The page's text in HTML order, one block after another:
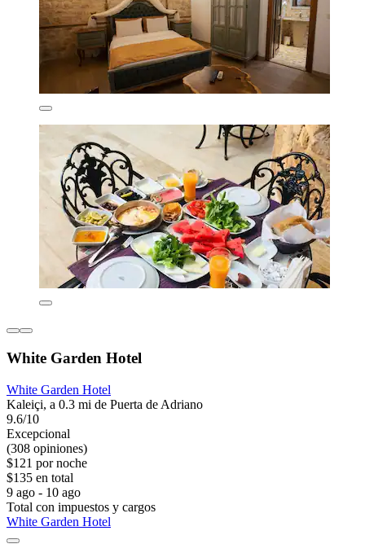
White Garden Hotel
White Garden Hotel
Kaleiçi, a 0.3 mi de Puerta de Adriano
9.6/10
Excepcional
(308 opiniones)
$121 por noche
$135 en total
9 ago - 10 ago
Total con impuestos y cargos
White Garden Hotel